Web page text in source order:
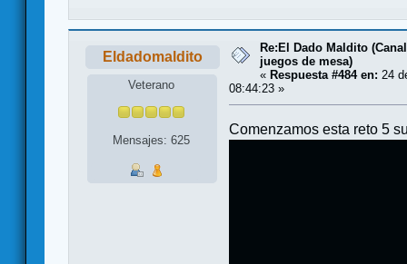
Eldadomaldito
Veterano
Mensajes: 625
Re:El Dado Maldito
juegos de mesa)
« Respuesta #484 en: 24
08:44:23 »
Comenzamos esta reto 5